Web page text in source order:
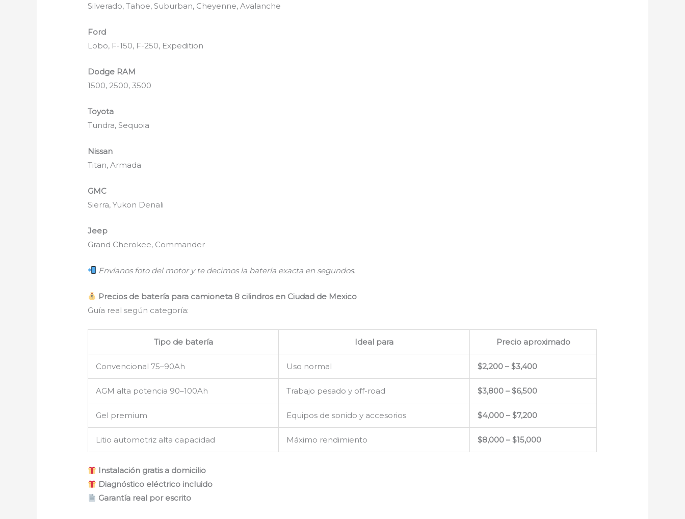
Silverado, Tahoe, Suburban, Cheyenne, Avalanche
Ford
Lobo, F-150, F-250, Expedition
Dodge RAM
1500, 2500, 3500
Toyota
Tundra, Sequoia
Nissan
Titan, Armada
GMC
Sierra, Yukon Denali
Jeep
Grand Cherokee, Commander
Envíanos foto del motor y te decimos la batería exacta en segundos.
Precios de batería para camioneta 8 cilindros en Ciudad de Mexico
Guía real según categoría:
Tipo de batería Ideal para Precio aproximado
Convencional 75–90Ah Uso normal $2,200 – $3,400
AGM alta potencia 90–100Ah Trabajo pesado y off-road $3,800 – $6,500
Gel premium Equipos de sonido y accesorios $4,000 – $7,200
Litio automotriz alta capacidad Máximo rendimiento $8,000 – $15,000
Instalación gratis a domicilio
Diagnóstico eléctrico incluido
Garantía real por escrito